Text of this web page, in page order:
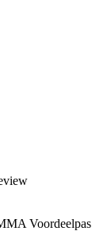
Voordeelpas